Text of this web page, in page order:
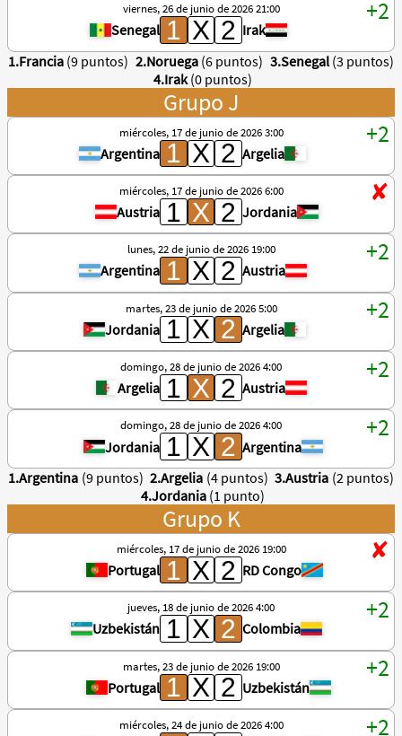
viernes, 26 de junio de 2026 21:00
Senegal
Irak
1.Francia (9 puntos) 2.Noruega (6 puntos) 3.Senegal (3 puntos)
4.Irak(0 puntos)
Grupo J
miércoles, 17 de junio de 2026 3:00
Argentina Argelia
miércoles, 17 de junio de 2026 6:00
Austria Jordania
lunes, 22 de junio de 2026 19:00
Argentina Austria
martes, 23 de junio de 2026 5:00
Jordania Argelia
domingo, 28 de junio de 2026 4:00
Argelia Austria
domingo, 28 de junio de 2026 4:00
Jordania
Argentina
1.Argentina (9 puntos) 2.Argelia (4 puntos) 3.Austria (2 puntos)
4.Jordania (1 punto)
Grupo K
miércoles, 17 de junio de 2026 19:00
Portugal RD Congo
jueves, 18 de junio de 2026 4:00
Uzbekistán Colombia
martes, 23 de junio de 2026 19:00
Portugal Uzbekistán
miércoles, 24 de junio de 2026 4:00